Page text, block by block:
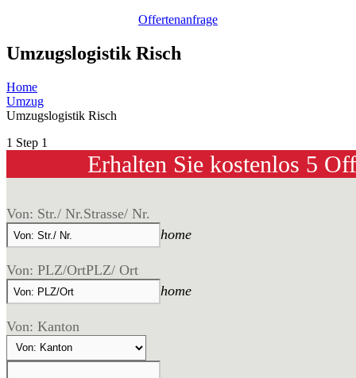
Offertenanfrage
Umzugslogistik Risch
Home
Umzug
Umzugslogistik Risch
1 Step 1
Erhalten Sie kostenlos 5
Von: Str./ Nr.Strasse/ Nr.
home
Von: PLZ/OrtPLZ/ Ort
home
Von: Kanton